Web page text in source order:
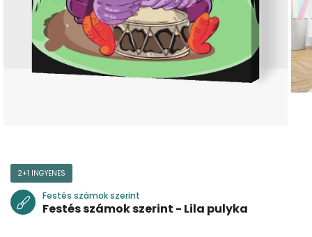
2+1 INGYENES
Festés számok szerint
Festés számok szerint - Lila pulyka